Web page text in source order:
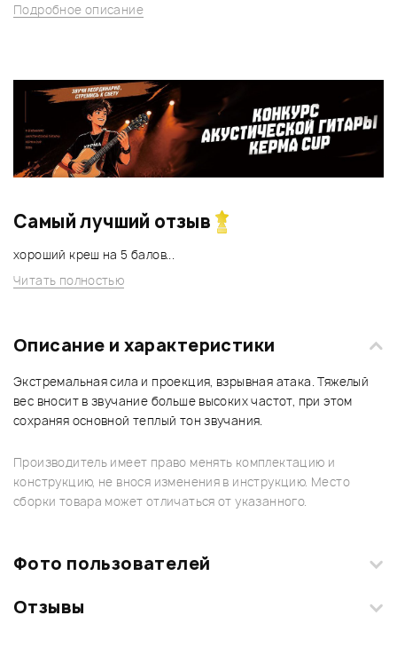
Подробное описание
Самый лучший отзыв
хороший креш на 5 балов...
Читать полностью
Описание и характеристики
Экстремальная сила и проекция, взрывная атака. Тяжелый
вес вносит в звучание больше высоких частот, при этом
сохраняя основной теплый тон звучания.
Производитель имеет право менять комплектацию и
конструкцию, не внося изменения в инструкцию. Место
сборки товара может отличаться от указанного.
Фото пользователей
Загрузите свои фотографии купленного товара и получите
Отзывы